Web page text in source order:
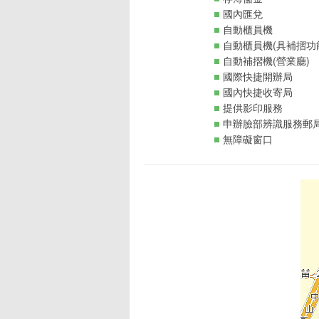
國內匯兌
自動櫃員機
自動櫃員機(具補摺功
自動補摺機(營業廳)
國際快捷開辦局
國內快捷收寄局
提供影印服務
申辦臉部辨識服務郵
無障礙窗口